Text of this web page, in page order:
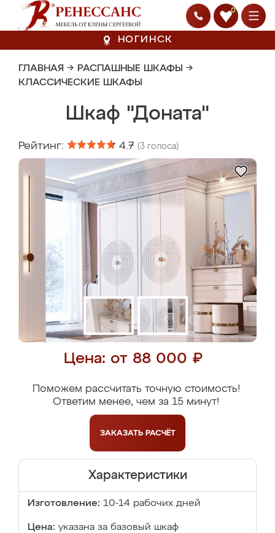
0
НОГИНСК
ГЛАВНАЯ → РАСПАШНЫЕ ШКАФЫ →
КЛАССИЧЕСКИЕ ШКАФЫ
Шкаф "Доната"
Рейтинг: 4.7 (3 голоса)
Цена: от 88 000 ₽
Поможем рассчитать точную стоимость!
Ответим менее, чем за 15 минут!
ЗАКАЗАТЬ РАСЧЁТ
Характеристики
Изготовление: 10-14 рабочих дней
Цена: указана за базовый шкаф